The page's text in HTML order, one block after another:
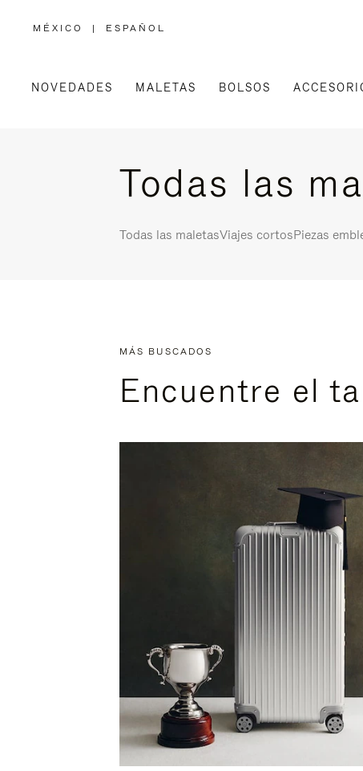
MÉXICO
,
| ESPAÑOL
NOVEDADES MALETAS BOLSOS
Todas las
Todas las maletasViajes cortosPiezas
MÁS BUSCADOS
Encuentre el